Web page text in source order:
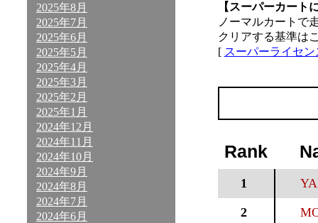
2025年8月
2025年7月
2025年6月
2025年5月
2025年4月
2025年3月
2025年2月
2025年1月
2024年12月
2024年11月
2024年10月
2024年9月
2024年8月
2024年7月
2024年6月
【スーパーカート
ノーマルカートで
クリアする基準は
[ スーパーライセ
Rank
1
2